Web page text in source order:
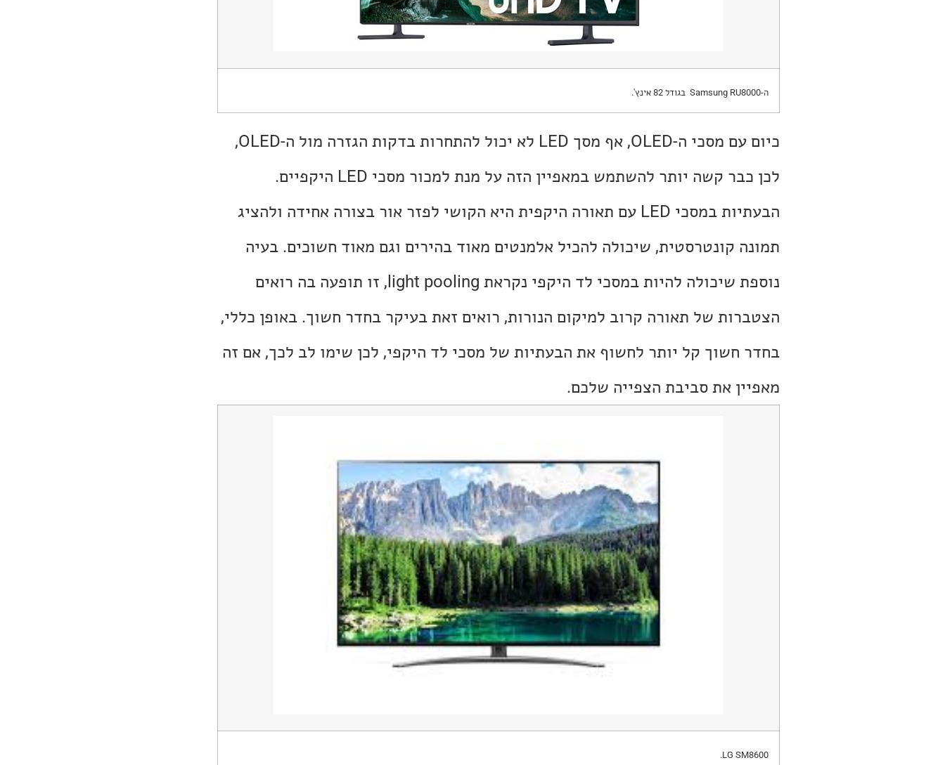
ה-Samsung RU8000 בגודל 82 אינץ'.
כיום עם מסכי ה-OLED, אף מסך LED לא יכול להתחרות בדקות הגזרה מול ה-OLED,
לכן כבר קשה יותר להשתמש במאפיין הזה על מנת למכור מסכי LED היקפיים.
הבעתיות במסכי LED עם תאורה היקפית היא הקושי לפזר אור בצורה אחידה ולהציג
תמונה קונטרסטית, שיכולה להכיל אלמנטים מאוד בהירים וגם מאוד חשוכים. בעיה
נוספת שיכולה להיות במסכי לד היקפי נקראת light pooling, זו תופעה בה רואים
הצטברות של תאורה קרוב למיקום הנורות, רואים זאת בעיקר בחדר חשוך. באופן כללי,
בחדר חשוך קל יותר לחשוף את הבעתיות של מסכי לד היקפי, לכן שימו לב לכך, אם זה
מאפיין את סביבת הצפייה שלכם.
LG SM8600.